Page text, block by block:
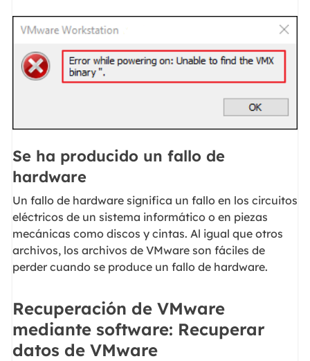
Se ha producido un fallo de
hardware
Un fallo de hardware significa un fallo en los circuitos
eléctricos de un sistema informático o en piezas
mecánicas como discos y cintas. Al igual que otros
archivos, los archivos de VMware son fáciles de
perder cuando se produce un fallo de hardware.
Recuperación de​ VMware
mediante software: Recuperar
datos de VMware